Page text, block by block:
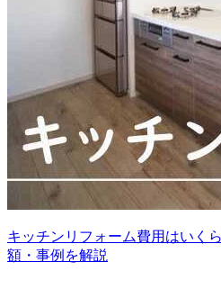
キッチンリフォーム費用はいく
額・事例を解説